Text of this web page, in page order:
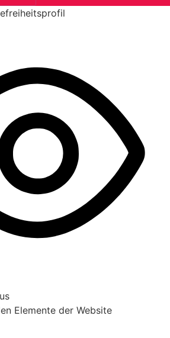
Elemente der Website